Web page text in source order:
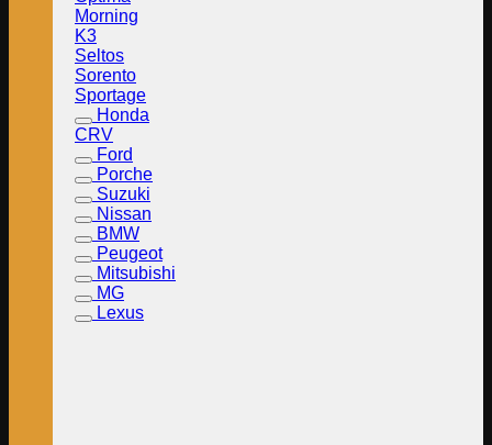
Morning
K3
Seltos
Sorento
Sportage
Honda
CRV
Ford
Porche
Suzuki
Nissan
BMW
Peugeot
Mitsubishi
MG
Lexus